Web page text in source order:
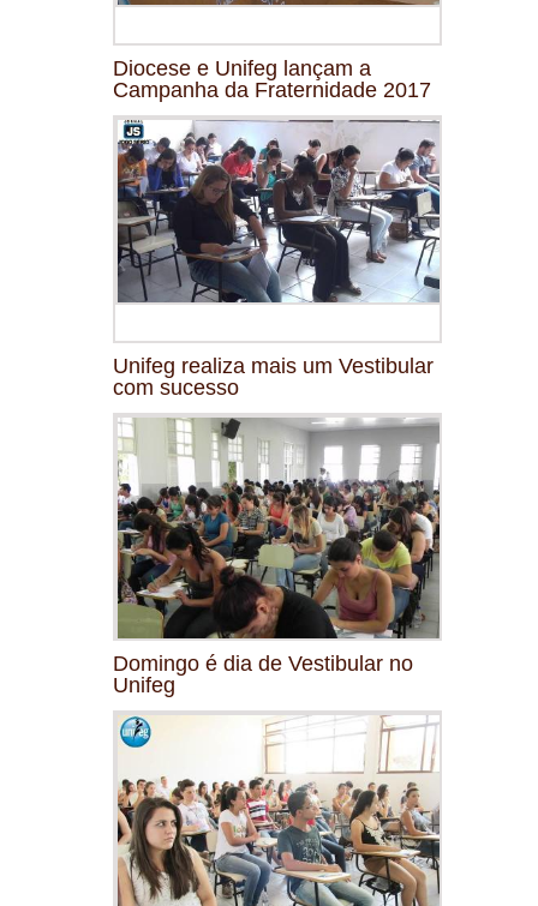
Diocese e Unifeg lançam a
Campanha da Fraternidade 2017
Unifeg realiza mais um Vestibular
com sucesso
Domingo é dia de Vestibular no
Unifeg